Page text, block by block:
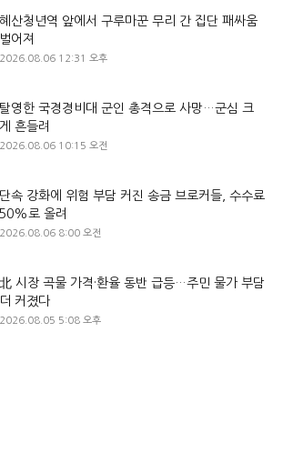
혜산청년역 앞에서 구루마꾼 무리 간 집단 패싸움
벌어져
2026.08.06 12:31 오후
탈영한 국경경비대 군인 총격으로 사망…군심 크
게 흔들려
2026.08.06 10:15 오전
단속 강화에 위험 부담 커진 송금 브로커들, 수수료
50%로 올려
2026.08.06 8:00 오전
北 시장 곡물 가격·환율 동반 급등…주민 물가 부담
더 커졌다
2026.08.05 5:08 오후